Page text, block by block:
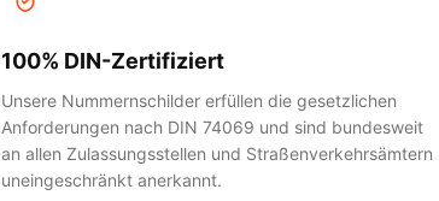
100% DIN-Zertifiziert
Unsere Nummernschilder erfüllen die gesetzlichen
Anforderungen nach DIN 74069 und sind bundesweit
an allen Zulassungsstellen und Straßenverkehrsämtern
uneingeschränkt anerkannt.